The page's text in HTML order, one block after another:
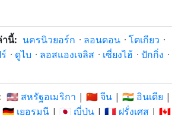
านี้: นครนิวยอร์ก · ลอนดอน · โตเกียว ·
· ดูไบ · ลอสแองเจลิส · เซี่ยงไฮ้ · ปักกิ่ง ·
🇺🇸 สหรัฐอเมริกา | 🇨🇳 จีน | 🇮🇳 อินเดีย |
🇩🇪 เยอรมนี | 🇯🇵 ญี่ปุ่น | 🇫🇷 ฝรั่งเศส | 🇨🇦